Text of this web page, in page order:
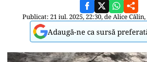
Publicat: 21 iul. 2025, 22:30, deAlice Călin
Adaugă-ne ca sursă